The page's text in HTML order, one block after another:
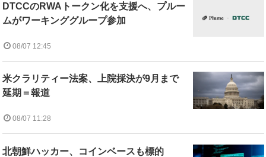
DTCCのRWAトークン化を支援へ、プルー
ムがワーキンググループ参加
08/07 12:45
米クラリティー法案、上院採決が9月まで
延期＝報道
08/07 11:28
北朝鮮ハッカー、コインベースも標的